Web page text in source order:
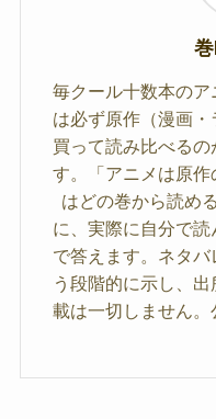
毎クール十数本の
は必ず原作（漫画
買って読み比べる
す。「アニメは原作
はどの巻から読め
に、実際に自分で
で答えます。ネタ
う段階的に示し、
載は一切しません